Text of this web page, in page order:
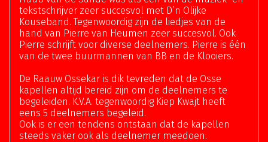
tekstschrijver zeer succesvol met D’n Olijke
Kouseband. Tegenwoordig zijn de liedjes van de
hand van Pierre van Heumen zeer succesvol. Ook
Pierre schrijft voor diverse deelnemers. Pierre is één
van de twee buurmannen van BB en de Klooiers.
De Raauw Ossekar is dik tevreden dat de Osse
kapellen altijd bereid zijn om de deelnemers te
begeleiden. K.V.A. tegenwoordig Kiep Kwajt heeft
eens 5 deelnemers begeleid.
Ook is er een tendens ontstaan dat de kapellen
steeds vaker ook als deelnemer meedoen.